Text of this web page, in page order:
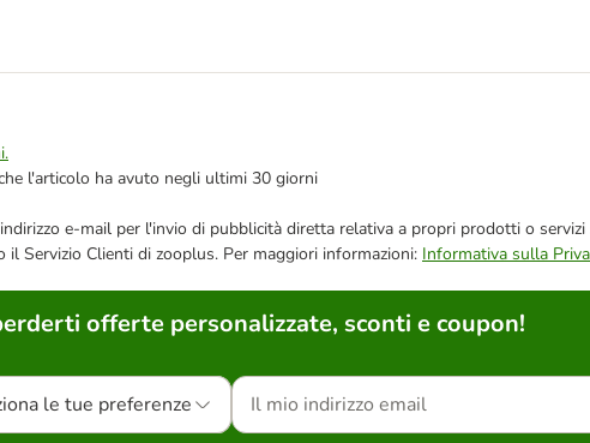
l'articolo ha avuto negli ultimi 30 giorni
e-mail per l'invio di pubblicità diretta relativa a propri prodotti o
Servizio Clienti di zooplus. Per maggiori informazioni: Informativa sulla
offerte personalizzate, sconti e coupon!
le tue preferenze